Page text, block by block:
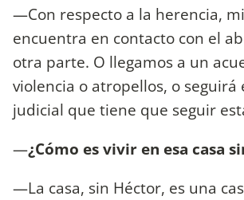
—Con respecto a la herencia,
encuentra en contacto con el
otra parte. O llegamos a un
violencia o atropellos, o seguirá
judicial que tiene que seguir
—¿Cómo es vivir en esa casa
—La casa, sin Héctor, es una